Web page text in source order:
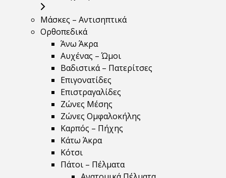
Μάσκες – Αντισηπτικά
Ορθοπεδικά
Άνω Άκρα
Αυχένας – Ώμοι
Βαδιστικά – Πατερίτσες
Επιγονατίδες
Επιστραγαλίδες
Ζώνες Μέσης
Ζώνες Ομφαλοκήλης
Καρπός – Πήχης
Κάτω Άκρα
Κότσι
Πάτοι – Πέλματα